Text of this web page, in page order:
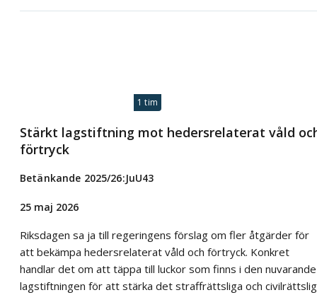
1 tim
Stärkt lagstiftning mot hedersrelaterat våld
förtryck
Betänkande 2025/26:JuU43
25 maj 2026
Riksdagen sa ja till regeringens förslag om fler åtgärder för
att bekämpa hedersrelaterat våld och förtryck. Konkret
handlar det om att täppa till luckor som finns i den nuvarande
lagstiftningen för att stärka det straffrättsliga och